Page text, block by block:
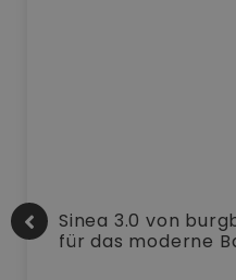
Sinea 3.0 von
für das moderne